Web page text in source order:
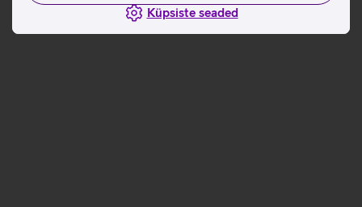
Küpsiste seaded